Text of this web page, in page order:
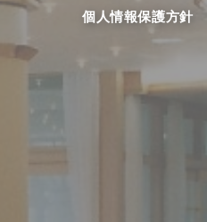
個人情報保護方針